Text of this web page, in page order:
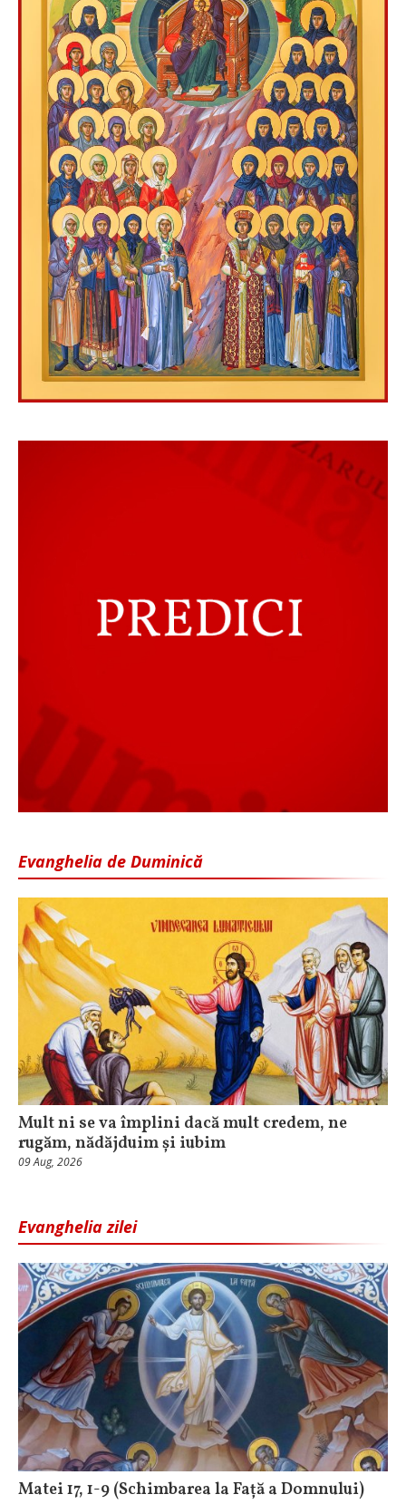
Evanghelia de Duminică
Mult ni se va împlini dacă mult credem, ne
rugăm, nădăjduim și iubim
09 Aug, 2026
Evanghelia zilei
Matei 17, 1-9 (Schimbarea la Față a Domnului)